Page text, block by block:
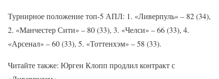
Турнирное положение топ-5 АПЛ: 1. «Ливерпуль» – 82 (34),
2. «Манчестер Сити» – 80 (33), 3. «Челси» – 66 (33), 4.
«Арсенал» – 60 (33), 5. «Тоттенхэм» – 58 (33).
Читайте также: Юрген Клопп продлил контракт с